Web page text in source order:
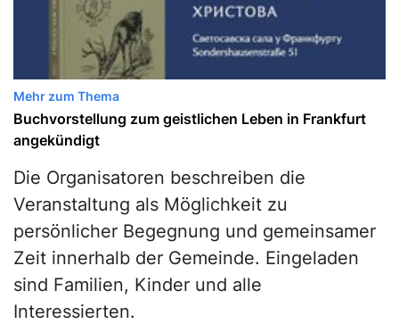
Mehr zum Thema
Buchvorstellung zum geistlichen Leben in Frankfurt
angekündigt
Die Organisatoren beschreiben die
Veranstaltung als Möglichkeit zu
persönlicher Begegnung und gemeinsamer
Zeit innerhalb der Gemeinde. Eingeladen
sind Familien, Kinder und alle
Interessierten.